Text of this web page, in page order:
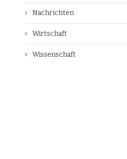
Nachrichten
Wirtschaft
Wissenschaft